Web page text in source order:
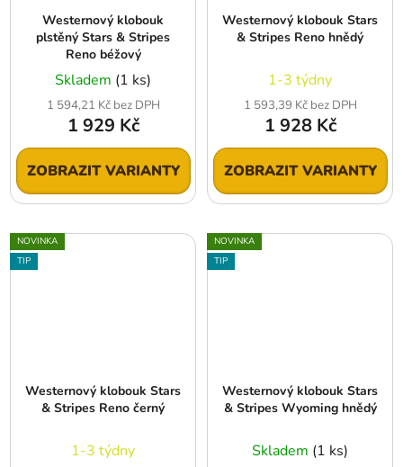
Westernový klobouk
plstěný Stars & Stripes
Reno béžový
Skladem (1 ks)
1 594,21 Kč bez DPH
1 929 Kč
ZOBRAZIT VARIANTY
Westernový klobouk Stars
& Stripes Reno hnědý
1-3 týdny
1 593,39 Kč bez DPH
1 928 Kč
ZOBRAZIT VARIANTY
NOVINKA
TIP
Westernový klobouk Stars
& Stripes Reno černý
1-3 týdny
NOVINKA
TIP
Westernový klobouk Stars
& Stripes Wyoming hnědý
Skladem (1 ks)